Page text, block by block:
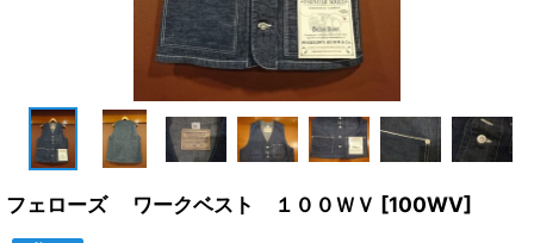
フェローズ ワークベスト １００ＷＶ [100WV]